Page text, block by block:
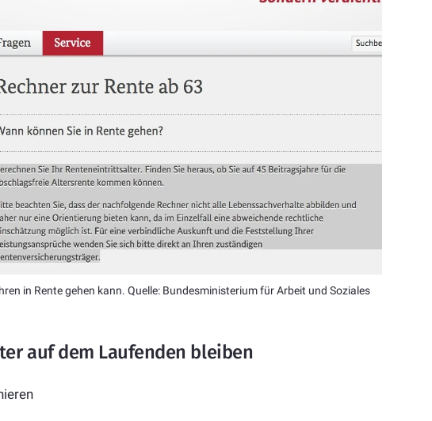
in Rente gehen kann. Quelle: Bundesministerium für Arbeit und Soziales
auf dem Laufenden bleiben